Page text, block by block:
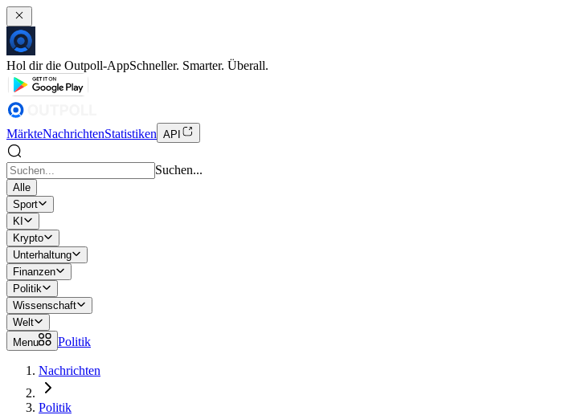
Hol dir die Outpoll-AppSchneller. Smarter. Überall.
MärkteNachrichtenStatistiken API
Suchen...
Alle
Sport
KI
Krypto
Unterhaltung
Finanzen
Politik
Wissenschaft
Welt
Menu
Politik
Nachrichten
Politik